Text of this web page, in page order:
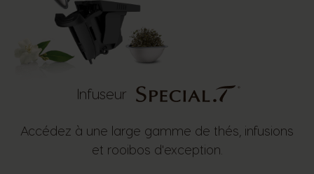
Infuseur
Accédez à une large gamme de thés, infusions
et rooibos d'exception.